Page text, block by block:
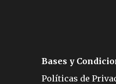
Bases y
Políticas de